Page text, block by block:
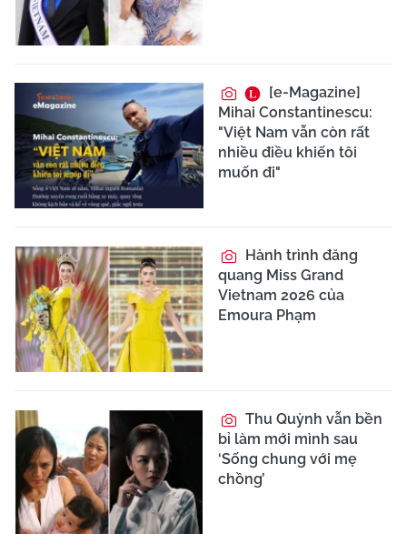
[e-Magazine]
Mihai Constantinescu:
"Việt Nam vẫn còn rất
nhiều điều khiến tôi
muốn đi"
Hành trình đăng
quang Miss Grand
Vietnam 2026 của
Emoura Phạm
Thu Quỳnh vẫn bền
bỉ làm mới mình sau
‘Sống chung với mẹ
chồng’